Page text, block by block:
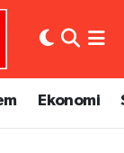
Ekonomi